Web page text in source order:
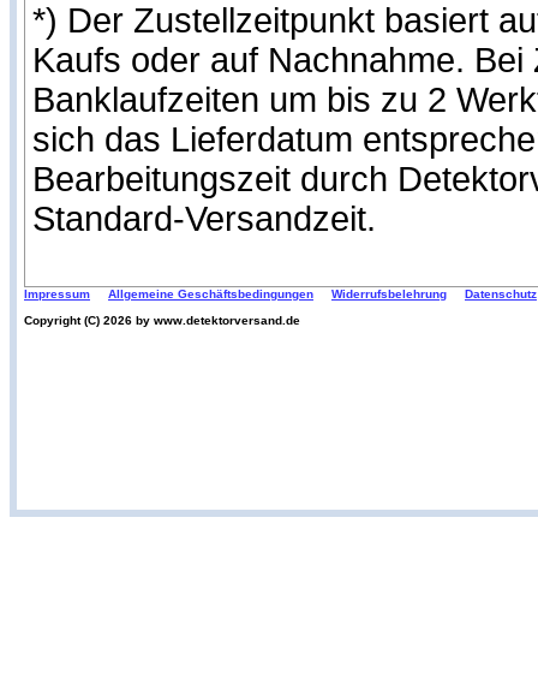
*) Der Zustellzeitpunkt basiert
Kaufs oder auf Nachnahme.
Banklaufzeiten um bis zu 2
sich das Lieferdatum
Bearbeitungszeit durch
Standard-Versandzeit.
Impressum Allgemeine Geschäftsbedingungen Widerrufsbelehrung
Datenschutz
Copyright (C) 2026 by www.detektorversand.de